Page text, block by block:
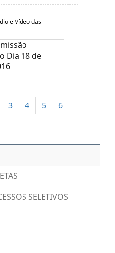
e Vídeo das
Dia 18 de
3 4 5
6
SELETIVOS